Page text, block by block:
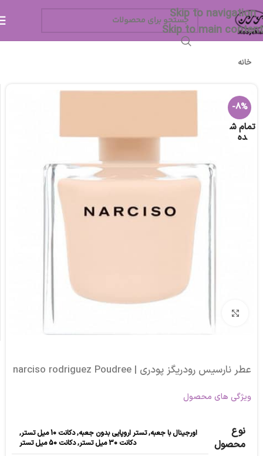
Skip to navigation
Skip to main content
خانه
-8%
تمام ش
ده
عطر نارسیس رودریگز پودری | narciso rodriguez Poudree
ویژگی های محصول
نوع
محصول
اورجینال با جعبه,تستر اروپایی بدون جعبه,دکانت 10 میل تستر
,
دکانت 30 میل تستر
,دکانت 50 میل تستر